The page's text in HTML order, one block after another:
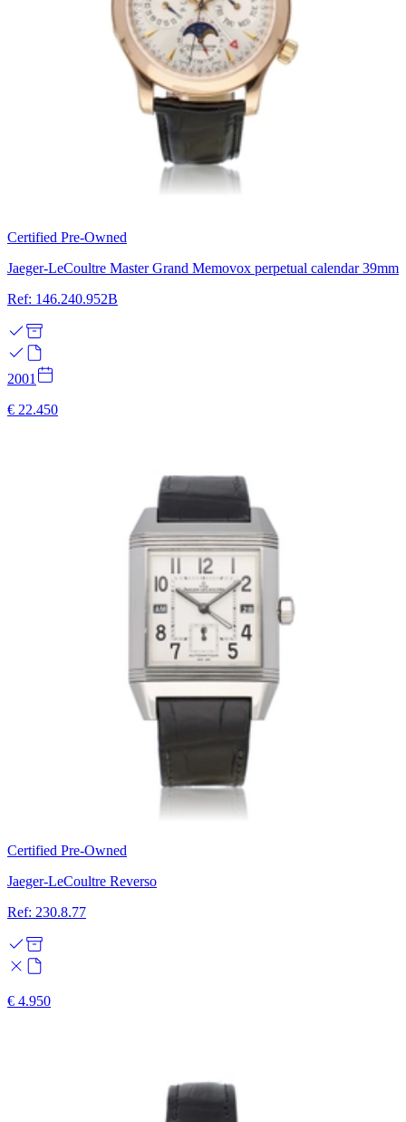
Certified Pre-Owned
Jaeger-LeCoultre Master Grand Memovox perpetual calendar 39mm
Ref: 146.240.952B
2001
€ 22.450
Certified Pre-Owned
Jaeger-LeCoultre Reverso
Ref: 230.8.77
€ 4.950